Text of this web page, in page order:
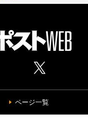
ページ一覧